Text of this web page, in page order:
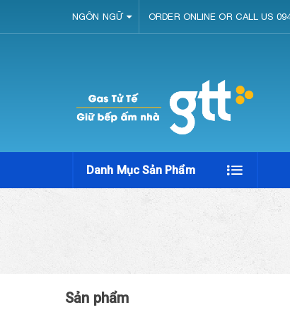
NGÔN NGỮ ORDER ONLINE OR CALL US
Danh Mục Sản Phẩm
Sản phẩm